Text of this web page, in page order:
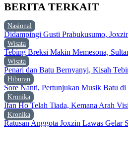
BERITA TERKAIT
Nasional
Didampingi Gusti Prabukusumo,
Wisata
Tebing Breksi Makin Memesona,
Wisata
Penari dan Batu Bernyanyi, Kisah
Hiburan
Sore Nanti, Pertunjukan Musik Batu di
Kronika
Ifan Ho Telah Tiada, Kemana Arah
Kronika
Ratusan Anggota Joxzin Lawas Gelar